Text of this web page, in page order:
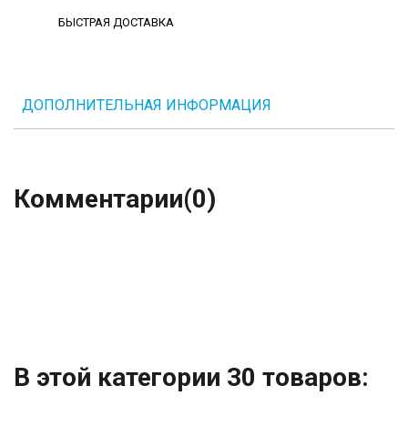
БЫСТРАЯ ДОСТАВКА
ДОПОЛНИТЕЛЬНАЯ ИНФОРМАЦИЯ
Комментарии(0)
В этой категории 30 товаров: